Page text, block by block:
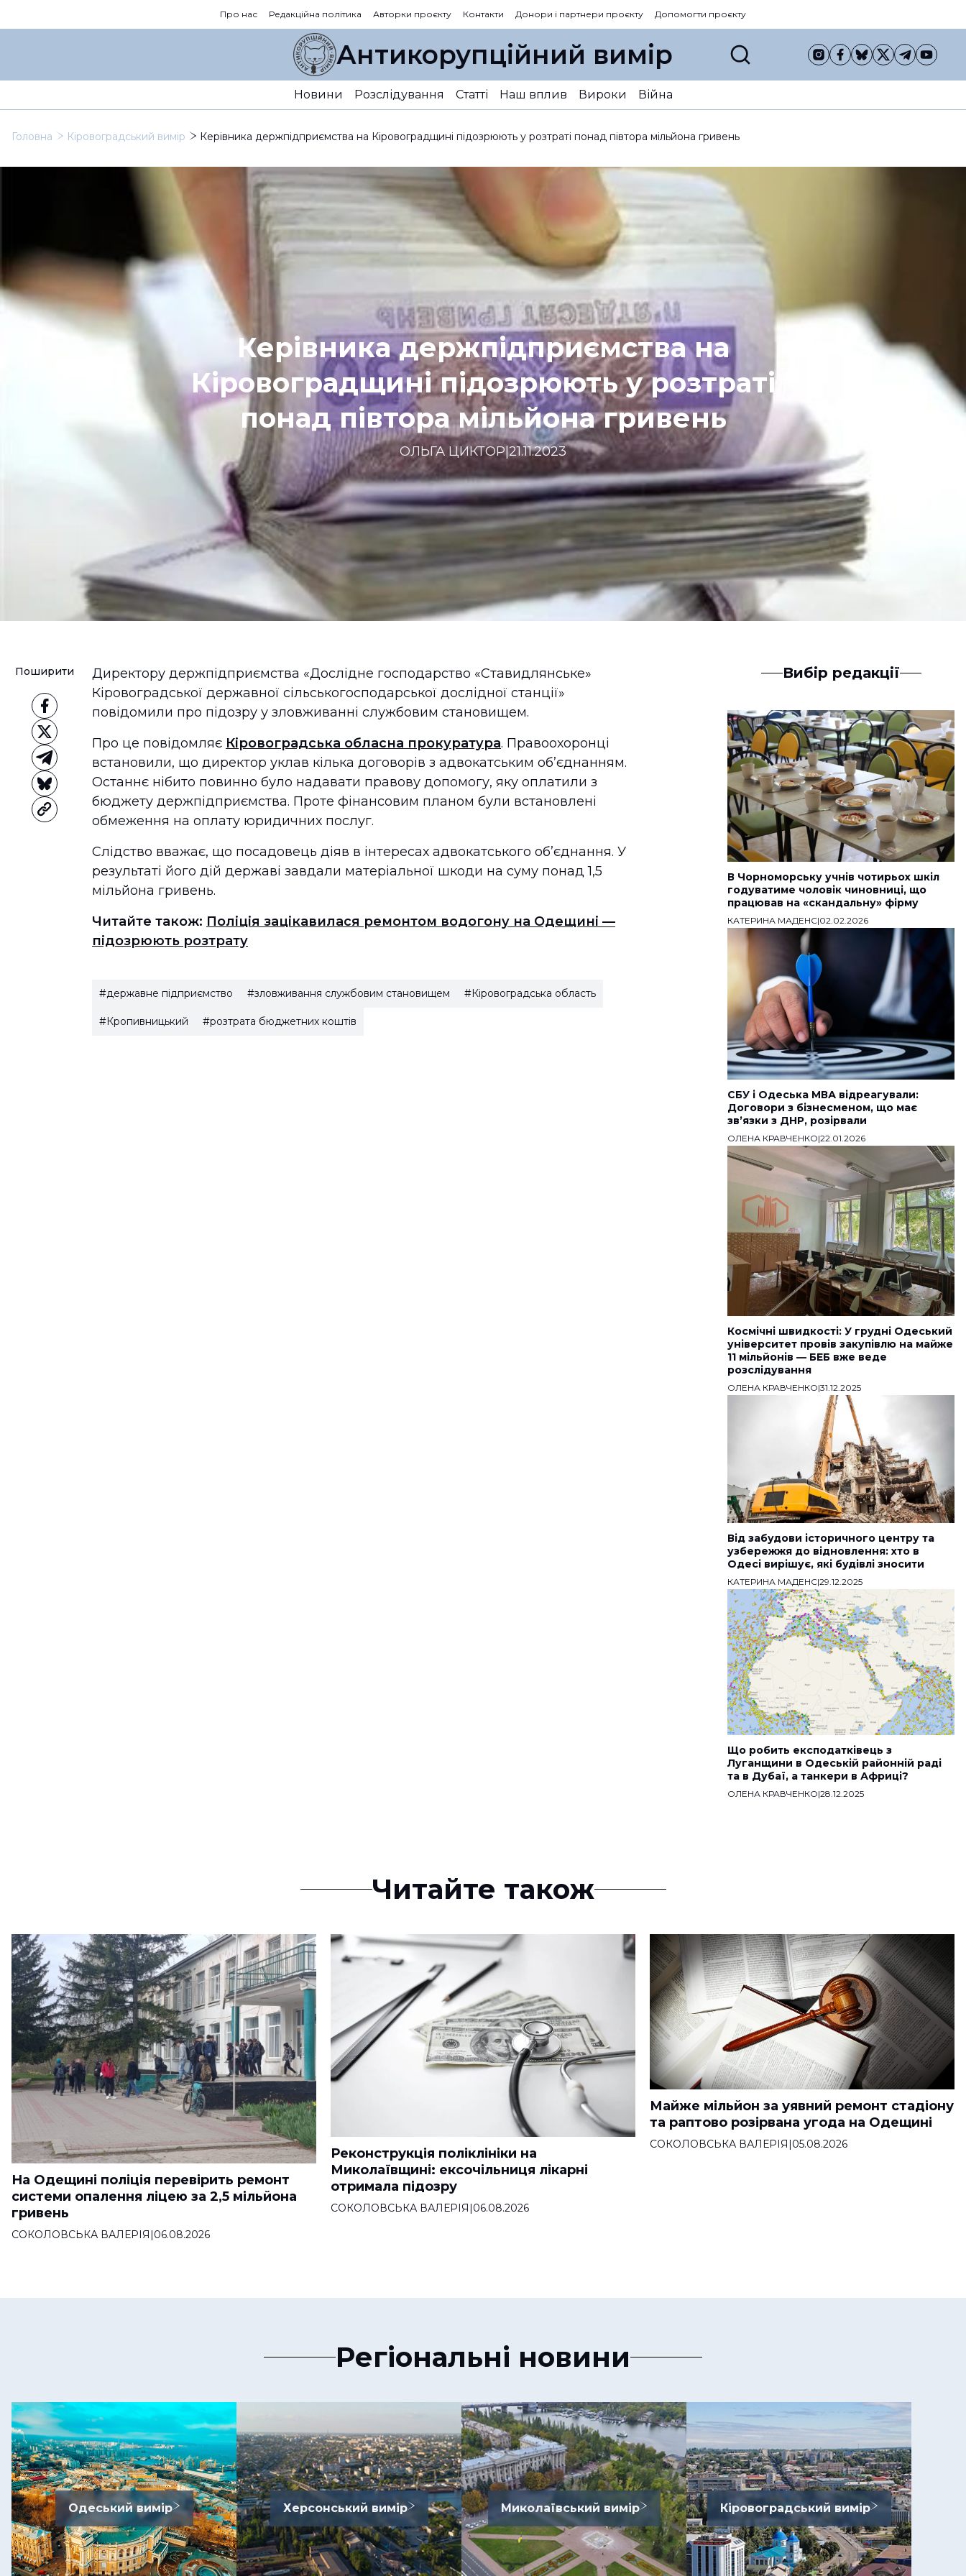
Про нас Редакційна політика Авторки проєкту Контакти Донори і партнери проєкту Допомогти проєкту
Антикорупційний вимір
Новини Розслідування Статті Наш вплив Вироки Війна
Головна Кіровоградський вимір Керівника держпідприємства на Кіровоградщині підозрюють у розтраті понад півтора мільйона гривень
Керівника держпідприємства на
Кіровоградщині підозрюють у розтраті
понад півтора мільйона гривень
ОЛЬГА ЦИКТОР|21.11.2023
Поширити
Директору держпідприємства «Дослідне господарство «Ставидлянське»
Кіровоградської державної сільськогосподарської дослідної станції»
повідомили про підозру у зловживанні службовим становищем.
Про це повідомляє Кіровоградська обласна прокуратура. Правоохоронці
встановили, що директор уклав кілька договорів з адвокатським об’єднанням.
Останнє нібито повинно було надавати правову допомогу, яку оплатили з
бюджету держпідприємства. Проте фінансовим планом були встановлені
обмеження на оплату юридичних послуг.
Слідство вважає, що посадовець діяв в інтересах адвокатського об’єднання. У
результаті його дій державі завдали матеріальної шкоди на суму понад 1,5
мільйона гривень.
Читайте також: Поліція зацікавилася ремонтом водогону на Одещині —
підозрюють розтрату
#державне підприємство #зловживання службовим становищем #Кіровоградська область
#Кропивницький #розтрата бюджетних коштів
Вибір редакції
В Чорноморську учнів чотирьох шкіл
годуватиме чоловік чиновниці, що
працював на «скандальну» фірму
КАТЕРИНА МАДЕНС|02.02.2026
СБУ і Одеська МВА відреагували:
Договори з бізнесменом, що має
звʼязки з ДНР, розірвали
ОЛЕНА КРАВЧЕНКО|22.01.2026
Космічні швидкості: У грудні Одеський
університет провів закупівлю на майже
11 мільйонів — БЕБ вже веде
розслідування
ОЛЕНА КРАВЧЕНКО|31.12.2025
Від забудови історичного центру та
узбережжя до відновлення: хто в
Одесі вирішує, які будівлі зносити
КАТЕРИНА МАДЕНС|29.12.2025
Що робить експодатківець з
Луганщини в Одеській районній раді
та в Дубаї, а танкери в Африці?
ОЛЕНА КРАВЧЕНКО|28.12.2025
Читайте також
На Одещині поліція перевірить ремонт
системи опалення ліцею за 2,5 мільйона
гривень
СОКОЛОВСЬКА ВАЛЕРІЯ|06.08.2026
Реконструкція поліклініки на
Миколаївщині: ексочільниця лікарні
отримала підозру
СОКОЛОВСЬКА ВАЛЕРІЯ|06.08.2026
Майже мільйон за уявний ремонт стадіону
та раптово розірвана угода на Одещині
СОКОЛОВСЬКА ВАЛЕРІЯ|05.08.2026
Регіональні новини
Одеський вимір Херсонський вимір Миколаївський вимір Кіровоградський вимір